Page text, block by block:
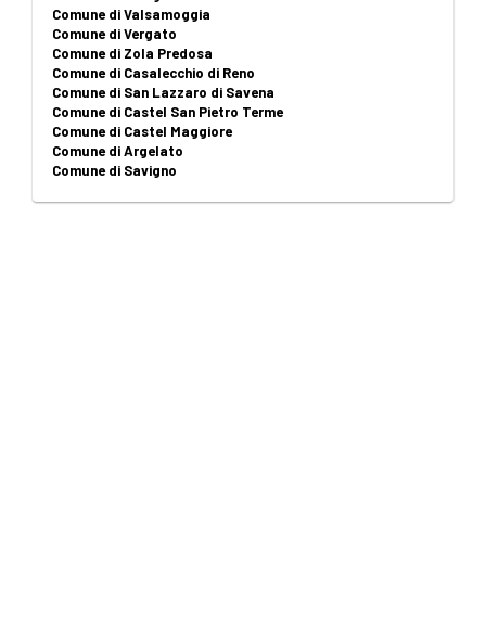
Comune di Valsamoggia
Comune di Vergato
Comune di Zola Predosa
Comune di Casalecchio di Reno
Comune di San Lazzaro di Savena
Comune di Castel San Pietro Terme
Comune di Castel Maggiore
Comune di Argelato
Comune di Savigno